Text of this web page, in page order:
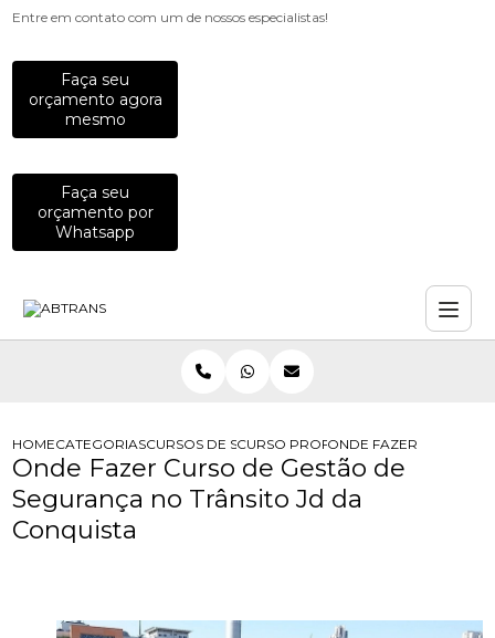
Entre em contato com um de nossos especialistas!
Faça seu
orçamento agora
mesmo
Faça seu
orçamento por
Whatsapp
HOMECATEGORIASCURSOS DE SEGURANCA NO TRANSITO
CURSO PROFISSIONALIZANTE DE
ONDE FAZER CURSO
Onde Fazer Curso de Gestão de
Segurança no Trânsito Jd da
Conquista